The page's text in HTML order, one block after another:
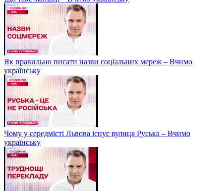
Як правильно писати назви соціальних мереж – Вчимо
українську
Чому у середмісті Львова існує вулиця Руська – Вчимо
українську